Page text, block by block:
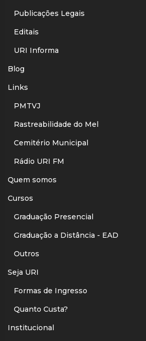
Publicações Legais
Editais
URI Informa
Blog
Links
PMTVJ
Rastreabilidade do Mel
Cemitério Municipal
Rádio URI FM
Quem somos
Cursos
Graduação Presencial
Graduação a Distância - EAD
Outros
Seja URI
Formas de Ingresso
Quanto Custa?
Institucional